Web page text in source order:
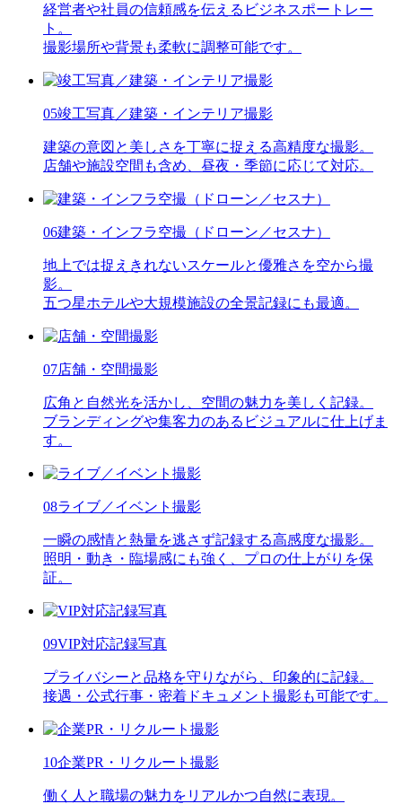
経営者や社員の信頼感を伝えるビジネスポートレー
ト。
撮影場所や背景も柔軟に調整可能です。
05竣工写真／建築・インテリア撮影
建築の意図と美しさを丁寧に捉える高精度な撮影。
店舗や施設空間も含め、昼夜・季節に応じて対応。
06建築・インフラ空撮（ドローン／セスナ）
地上では捉えきれないスケールと優雅さを空から撮
影。
五つ星ホテルや大規模施設の全景記録にも最適。
07店舗・空間撮影
広角と自然光を活かし、空間の魅力を美しく記録。
ブランディングや集客力のあるビジュアルに仕上げま
す。
08ライブ／イベント撮影
一瞬の感情と熱量を逃さず記録する高感度な撮影。
照明・動き・臨場感にも強く、プロの仕上がりを保
証。
09VIP対応記録写真
プライバシーと品格を守りながら、印象的に記録。
接遇・公式行事・密着ドキュメント撮影も可能です。
10企業PR・リクルート撮影
働く人と職場の魅力をリアルかつ自然に表現。